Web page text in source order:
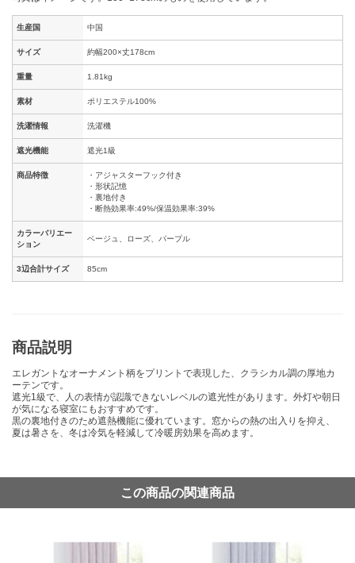
生産国 中国
サイズ 約幅200×丈178cm
重量 1.81kg
素材 ポリエステル100%
洗濯情報 洗濯機
遮光機能 遮光1級
商品特徴
・アジャスターフック付き
・形状記憶
・裏地付き
・断熱効果率:49%/保温効果率:39%
カラーバリエー
ション
ベージュ、ローズ、パープル
3辺合計サイズ 85cm
商品説明
エレガントなオーナメント柄をプリントで表現した、クラシカル調の厚地カ
ーテンです。
遮光1級で、人の表情が認識できないレベルの遮光性があります。外灯や朝日
が気になる寝室にもおすすめです。
黒の裏地付きのため遮熱機能に優れています。窓からの熱の出入りを抑え、
夏は暑さを、冬は冷気を軽減して冷暖房効果を高めます。
この商品の関連商品